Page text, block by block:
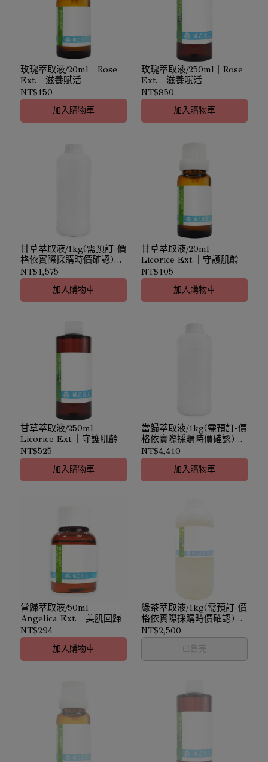
玫瑰萃取液/20ml｜Rose
Ext.｜滋養賦活
NT$150
加入購物車
玫瑰萃取液/250ml｜Rose
Ext.｜滋養賦活
NT$850
加入購物車
甘草萃取液/1kg(需預訂-價
格依實際採購時價確認)｜
Licorice Ext.｜守護肌齡
NT$1,575
加入購物車
甘草萃取液/20ml｜
Licorice Ext.｜守護肌齡
NT$105
加入購物車
甘草萃取液/250ml｜
Licorice Ext.｜守護肌齡
NT$525
加入購物車
當歸萃取液/1kg(需預訂-價
格依實際採購時價確認)｜
Angelica Ext.｜美肌回歸
NT$4,410
加入購物車
當歸萃取液/50ml｜
Angelica Ext.｜美肌回歸
NT$294
加入購物車
綠茶萃取液/1kg(需預訂-價
格依實際採購時價確認)｜
Green Tea Ext.｜清新活
化
NT$2,500
已售完